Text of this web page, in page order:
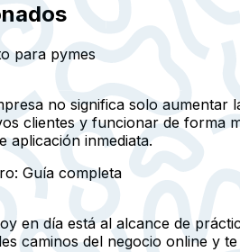
para pymes
no significa solo
clientes y funcionar de forma
aplicación inmediata.
Guía completa
en día está al alcance de
caminos del negocio online y